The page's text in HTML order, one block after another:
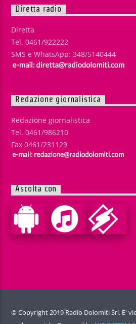
Diretta radio
Diretta
Tel. 0461/922222
SMS e WhatsApp: 348/5140444
Redazione giornalistica
Redazione giornalistica
Tel. 0461/986210
Fax 0461/231129
Ascolta con
© Copyright 2019 Radio Dolomiti Srl. E'